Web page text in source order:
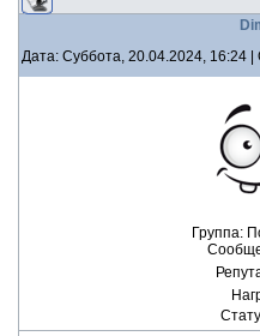
Дата: Суббота, 20.04.2024, 16:24
Группа: